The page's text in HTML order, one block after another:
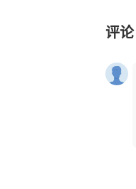
评论